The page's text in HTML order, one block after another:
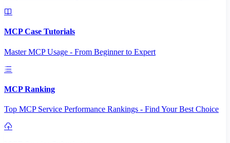
MCP Case Tutorials
Master MCP Usage - From Beginner to Expert
MCP Ranking
Top MCP Service Performance Rankings - Find Your Best Choice